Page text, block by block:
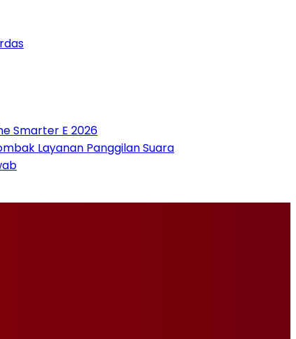
Smarter E 2026
Layanan Panggilan Suara